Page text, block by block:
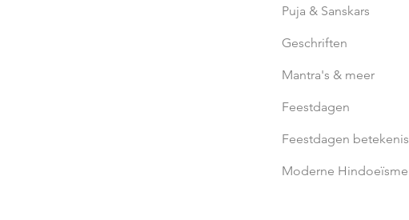
Puja & Sanskars
Geschriften
Mantra's & meer
Feestdagen
Feestdagen betekenis
Moderne Hindoeïsme